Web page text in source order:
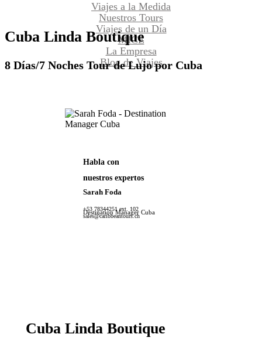
Viajes a la Medida
Nuestros Tours
Viajes de un Día
MICE
La Empresa
Blog de Viajes
Cuba Linda Boutique
8 Días/7 Noches Tour de Lujo por Cuba
Habla con
nuestros expertos
Sarah Foda
Destination Manager Cuba
+53 78344251 ext. 102
sales@caribbeantours.ch
Cuba Linda Boutique